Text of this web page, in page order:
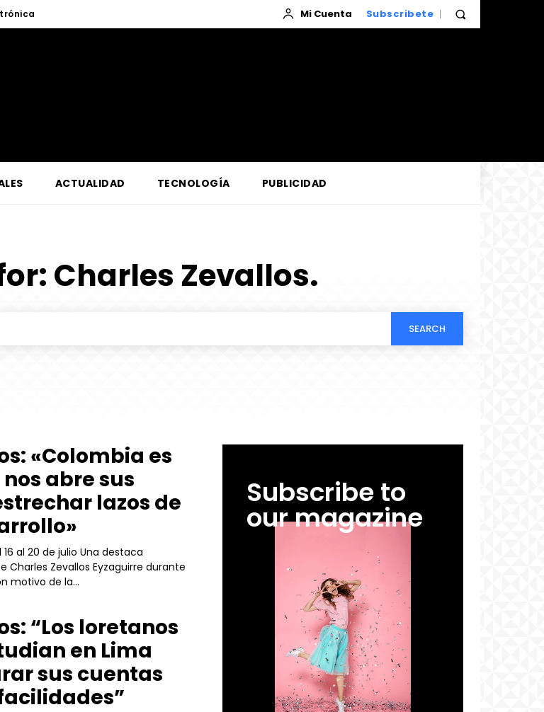
Mi Cuenta Subscribete
ACTUALIDAD TECNOLOGÍA PUBLICIDAD
Charles Zevallos.
SEARCH
«Colombia es
abre sus
lazos de
julio Una destaca
Zevallos Eyzaguirre durante
motivo de la...
“Los loretanos
en Lima
sus cuentas
Subscribe to
our magazine